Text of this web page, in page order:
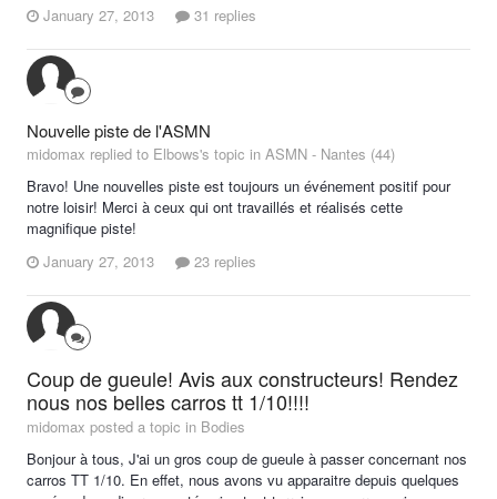
January 27, 2013
31 replies
Nouvelle piste de l'ASMN
midomax replied to Elbows's topic in ASMN - Nantes (44)
Bravo! Une nouvelles piste est toujours un événement positif pour
notre loisir! Merci à ceux qui ont travaillés et réalisés cette
magnifique piste!
January 27, 2013
23 replies
Coup de gueule! Avis aux constructeurs! Rendez
nous nos belles carros tt 1/10!!!!
midomax posted a topic in Bodies
Bonjour à tous, J'ai un gros coup de gueule à passer concernant nos
carros TT 1/10. En effet, nous avons vu apparaitre depuis quelques